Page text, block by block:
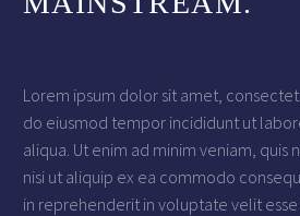
Lorem ipsum dolor sit amet,
do eiusmod tempor incididunt ut
aliqua. Ut enim ad minim veniam, quis
nisi ut aliquip ex ea commodo
in reprehenderit in voluptate velit